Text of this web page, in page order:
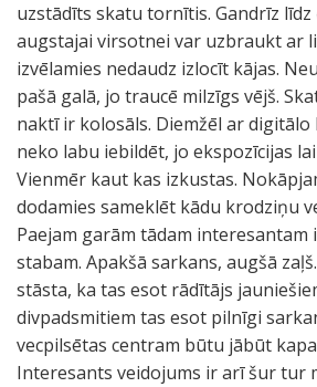
uzstādīts skatu tornītis. Gandrīz
augstajai virsotnei var uzbraukt ar
izvēlamies nedaudz izlocīt kājas.
pašā galā, jo traucē milzīgs vējš.
naktī ir kolosāls. Diemžēl ar digitālo
neko labu iebildēt, jo ekspozīcijas
Vienmēr kaut kas izkustas.
dodamies sameklēt kādu krodziņu
Paejam garām tādam interesantam
stabam. Apakšā sarkans, augšā
stāsta, ka tas esot rādītājs
divpadsmitiem tas esot pilnīgi
vecpilsētas centram būtu jābūt
Interesants veidojums ir arī šur tur